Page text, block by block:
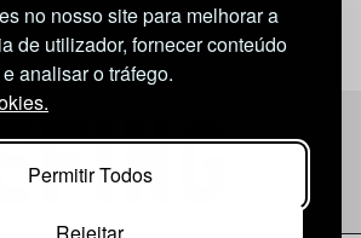
no nosso site para melhorar a
de utilizador, fornecer conteúdo
analisar o tráfego.
Permitir Todos